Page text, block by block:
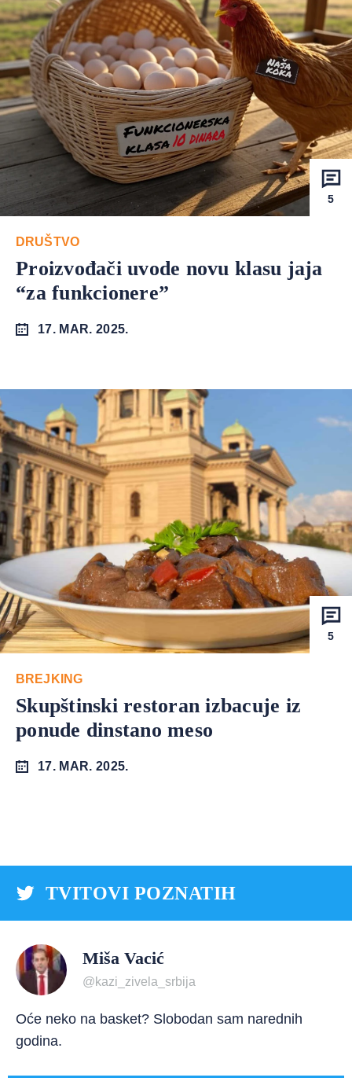
5
DRUŠTVO
Proizvođači uvode novu klasu jaja
“za funkcionere”
17. MAR. 2025.
5
BREJKING
Skupštinski restoran izbacuje iz
ponude dinstano meso
17. MAR. 2025.
TVITOVI POZNATIH
Miša Vacić
@kazi_zivela_srbija
Oće neko na basket? Slobodan sam narednih
godina.